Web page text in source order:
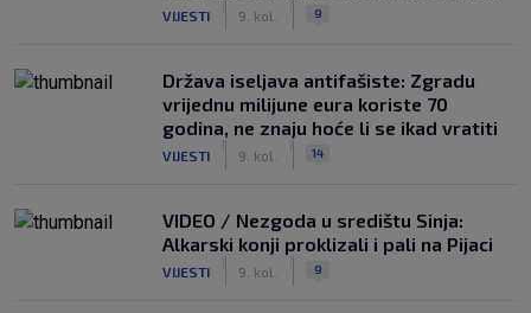
VIJESTI 9. kol. 9
Država iseljava antifašiste: Zgradu
vrijednu milijune eura koriste 70
godina, ne znaju hoće li se ikad vratiti
VIJESTI 9. kol. 14
VIDEO / Nezgoda u središtu Sinja:
Alkarski konji proklizali i pali na Pijaci
VIJESTI 9. kol. 9